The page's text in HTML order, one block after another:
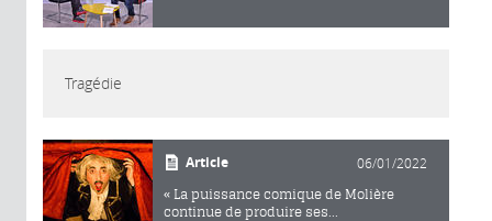
Tragédie
Article 06/01/2022
« La puissance comique de Molière
continue de produire ses...